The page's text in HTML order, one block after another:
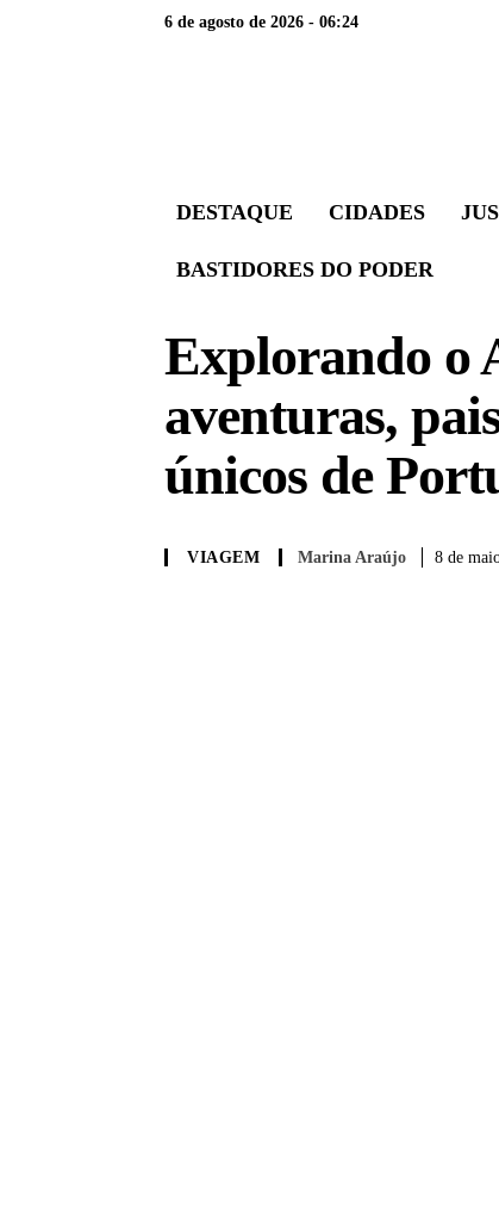
6 de agosto de 2026 - 06:24
DESTAQUE CIDADES
BASTIDORES DO PODER
Explorando o
aventuras,
únicos de
VIAGEM Marina Araújo 8 de